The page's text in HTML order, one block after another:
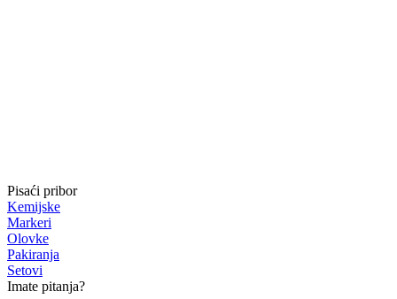
Pisaći pribor
Kemijske
Markeri
Olovke
Pakiranja
Setovi
Imate pitanja?